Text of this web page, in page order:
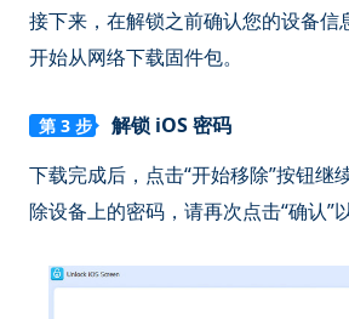
接下来，在解锁之前确认您的设备信
开始从网络下载固件包。
第 3 步
解锁 iOS 密码
下载完成后，点击“开始移除”按钮继
除设备上的密码，请再次点击“确认”